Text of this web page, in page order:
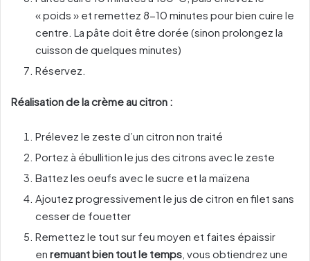
« poids » et remettez 8-10 minutes pour bien cuire le
centre. La pâte doit être dorée (sinon prolongez la
cuisson de quelques minutes)
Réservez.
Réalisation de la crème au citron :
Prélevez le zeste d’un citron non traité
Portez à ébullition le jus des citrons avec le zeste
Battez les oeufs avec le sucre et la maïzena
Ajoutez progressivement le jus de citron en filet sans
cesser de fouetter
Remettez le tout sur feu moyen et faites épaissir
en remuant bien tout le temps , vous obtiendrez une